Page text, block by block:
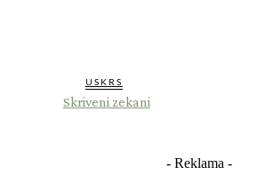
USKRS
Skriveni zekani
- Reklama -